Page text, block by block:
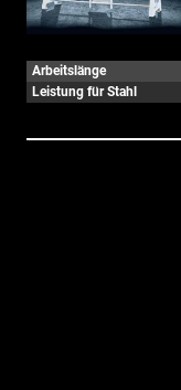
Arbeitslänge
Leistung für Stahl